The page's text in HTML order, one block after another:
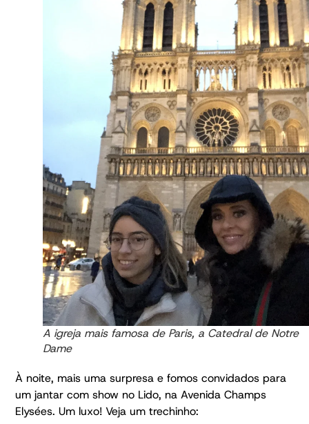
A igreja mais famosa de Paris, a Catedral de Notre
Dame
À noite, mais uma surpresa e fomos convidados para
um jantar com show no Lido, na Avenida Champs
Elysées. Um luxo! Veja um trechinho: